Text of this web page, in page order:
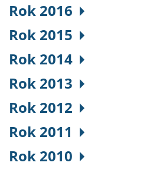
Rok 2016
Rok 2015
Rok 2014
Rok 2013
Rok 2012
Rok 2011
Rok 2010